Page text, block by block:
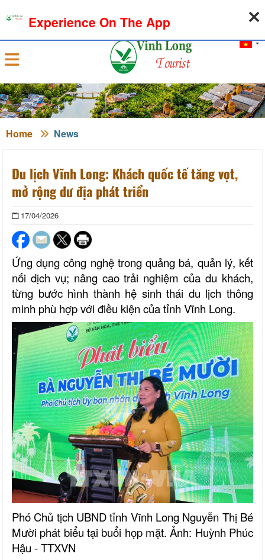
Sign in
Home News
Du lịch Vĩnh Long: Khách quốc tế tăng vọt,
mở rộng dư địa phát triển
17/04/2026
Ứng dụng công nghệ trong quảng bá, quản lý, kết
nối dịch vụ; nâng cao trải nghiệm của du khách,
từng bước hình thành hệ sinh thái du lịch thông
minh phù hợp với điều kiện của tỉnh Vĩnh Long.
Phó Chủ tịch UBND tỉnh Vĩnh Long Nguyễn Thị Bé
Mười phát biểu tại buổi họp mặt. Ảnh: Huỳnh Phúc
Hậu - TTXVN
Experience On The App